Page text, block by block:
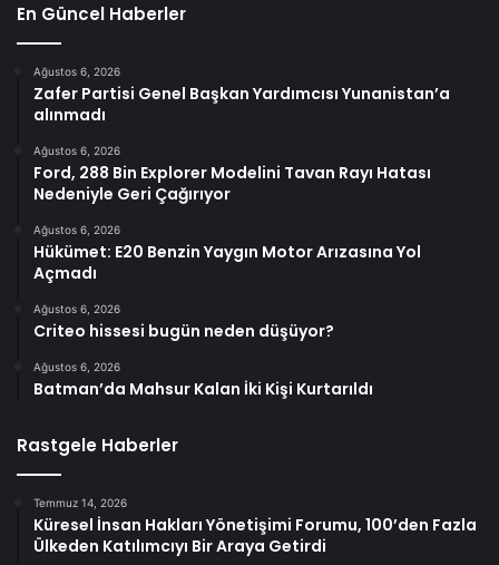
En Güncel Haberler
Ağustos 6, 2026
Zafer Partisi Genel Başkan Yardımcısı Yunanistan’a
alınmadı
Ağustos 6, 2026
Ford, 288 Bin Explorer Modelini Tavan Rayı Hatası
Nedeniyle Geri Çağırıyor
Ağustos 6, 2026
Hükümet: E20 Benzin Yaygın Motor Arızasına Yol
Açmadı
Ağustos 6, 2026
Criteo hissesi bugün neden düşüyor?
Ağustos 6, 2026
Batman’da Mahsur Kalan İki Kişi Kurtarıldı
Rastgele Haberler
Temmuz 14, 2026
Küresel İnsan Hakları Yönetişimi Forumu, 100’den Fazla
Ülkeden Katılımcıyı Bir Araya Getirdi